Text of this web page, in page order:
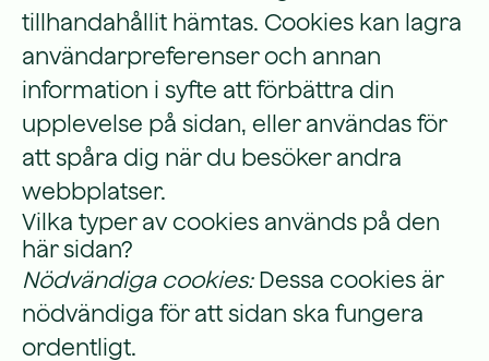
tillhandahållit hämtas. Cookies kan lagra
användarpreferenser och annan
information i syfte att förbättra din
upplevelse på sidan, eller användas för
att spåra dig när du besöker andra
webbplatser.
Vilka typer av cookies används på den
här sidan?
Nödvändiga cookies:Dessa cookies är
nödvändiga för att sidan ska fungera
ordentligt.